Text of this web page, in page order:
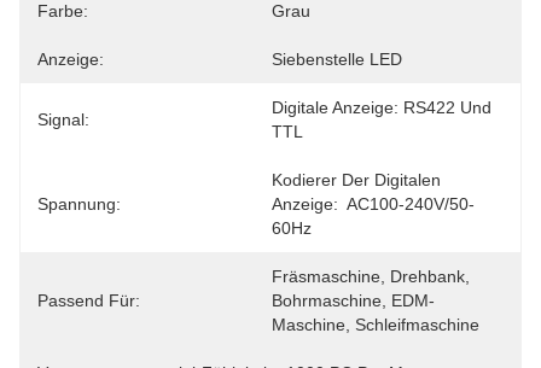
Farbe: Grau
Anzeige: Siebenstelle LED
Signal:
Digitale Anzeige: RS422 Und
TTL
Spannung:
Kodierer Der Digitalen
Anzeige:  AC100-240V/50-
60Hz
Passend Für:
Fräsmaschine, Drehbank,
Bohrmaschine, EDM-
Maschine, Schleifmaschine